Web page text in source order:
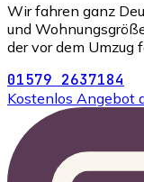
Wir fahren ganz
und
der vor dem Umzug
01579 2637184
Kostenlos Angebot